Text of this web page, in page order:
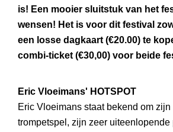
is! Een mooier sluitstuk van het
wensen! Het is voor dit festival
een losse dagkaart (€20.00) te
combi-ticket (€30,00) voor beide
Eric Vloeimans' HOTSPOT
Eric Vloeimans staat bekend om
trompetspel, zijn zeer uiteenlopende